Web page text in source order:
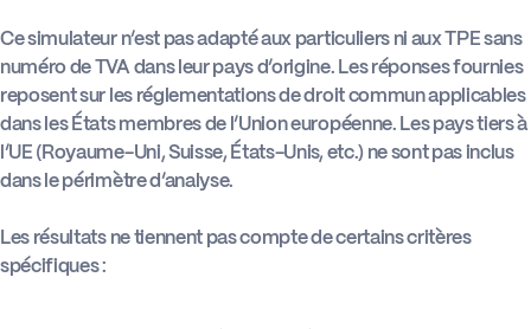
Ce simulateur n’est pas adapté aux particuliers ni aux TPE sans
numéro de TVA dans leur pays d’origine. Les réponses fournies
reposent sur les réglementations de droit commun applicables
dans les États membres de l’Union européenne. Les pays tiers à
l’UE (Royaume-Uni, Suisse, États-Unis, etc.) ne sont pas inclus
dans le périmètre d’analyse.
Les résultats ne tiennent pas compte de certains critères
spécifiques :